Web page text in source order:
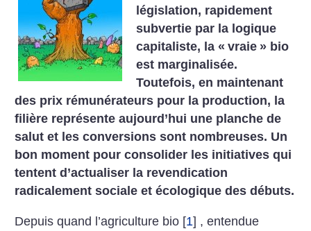
législation, rapidement
subvertie par la logique
capitaliste, la « vraie » bio
est marginalisée.
Toutefois, en maintenant
des prix rémunérateurs pour la production, la
filière représente aujourd’hui une planche de
salut et les conversions sont nombreuses. Un
bon moment pour consolider les initiatives qui
tentent d’actualiser la revendication
radicalement sociale et écologique des débuts.
Depuis quand l’agriculture bio [1] , entendue